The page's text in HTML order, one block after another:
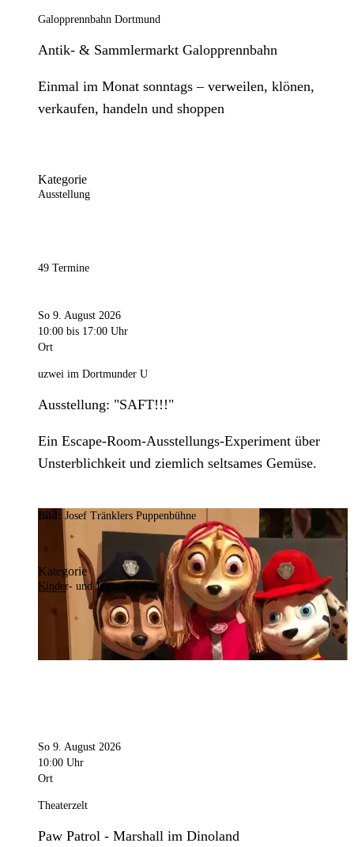
Galopprennbahn Dortmund
Antik- & Sammlermarkt Galopprennbahn
Einmal im Monat sonntags – verweilen, klönen,
verkaufen, handeln und shoppen
Kategorie
Ausstellung
49 Termine
So 9. August 2026
10:00 bis 17:00 Uhr
Ort
uzwei im Dortmunder U
Ausstellung: "SAFT!!!"
Ein Escape-Room-Ausstellungs-Experiment über
Unsterblichkeit und ziemlich seltsames Gemüse.
Bild:Josef Tränklers Puppenbühne
Kategorie
Kinder- und Jugendtheater
So 9. August 2026
10:00 Uhr
Ort
Theaterzelt
Paw Patrol - Marshall im Dinoland